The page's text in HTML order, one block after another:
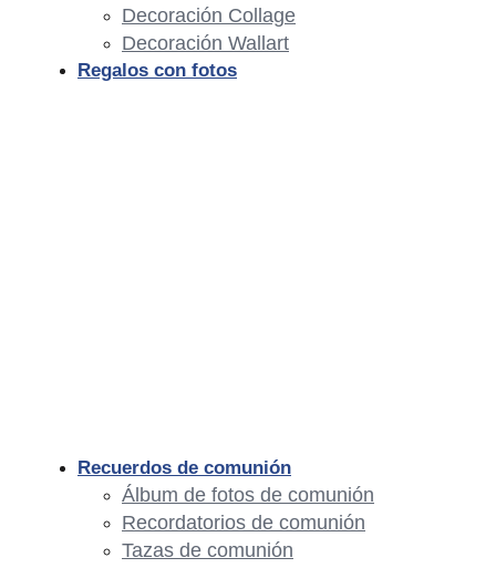
Decoración Collage
Decoración Wallart
Regalos con fotos
Recuerdos de comunión
Álbum de fotos de comunión
Recordatorios de comunión
Tazas de comunión